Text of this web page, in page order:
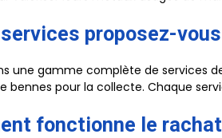
proposez-
une gamme complète de services
bennes pour la collecte. Chaque
fonctionne le